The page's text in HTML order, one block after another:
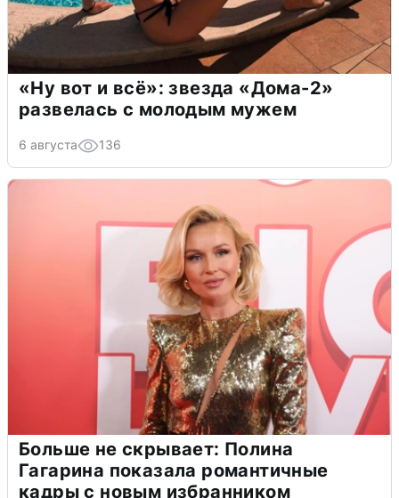
«Ну вот и всё»: звезда «Дома-2»
развелась с молодым мужем
6 августа 136
Больше не скрывает: Полина
Гагарина показала романтичные
кадры с новым избранником